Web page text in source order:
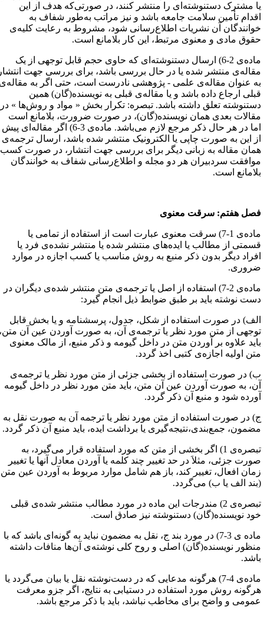
مشترک دستنوشته‌ای را منتشر کنند، در صورتی‌که هدف از این
تأمین سلامت جامعه باشد و نیز مراتب به‌طور شفاف به
آن نشریات اطلاع‌رسانی شود، مشروط به رعایت کلیه‌ی
مادی و معنوی مرتبط، این کار بلامانع است.
ماده‌ی 2-6) ارسال دستنوشته‌ای که حاوی حجم قابل توجهی از یک
منتشر شده یا در حال بررسی باشد، برای بررسی جهت انتشار
عنوان مقاله‌ی علمی - پژوهشی نادرست است، حتی اگر به مقاله‌ی
ارجاع داده باشد و یا مقاله‌ی قبلی به نویسنده(گان) همین
تعلق داشته باشد. تبصره: تکرار بخش « مواد و روش‌ها » در
بعدی همان نویسنده(گان)، در صورت ضرورت، بلامانع است
اما در هر حال ذکر مرجع لازم می‌باشد. ماده‌ی 3-6) اگر مقاله‌ای پیش
این به صورت چاپی یا الکترونیک منتشر شده باشد، ارسال ترجمه‌ی
مقاله به زبانی دیگر برای بررسی جهت انتشار، در صورت کسب
سردبیران هر دو مجله و اطلاع‌رسانی شفاف به خوانندگان
است.
هفتم‌: سرقت معنوی
ماده‌ی 1-7) سرقت معنوی عبارت است از استفاده از تمامی یا
از مطالب یا ایده‌های منتشر شده یا منتشر نشده‌ی فرد یا
دیگر بدون ذکر منبع به‌ روش مناسب یا کسب اجازه در موارد
ماده‌ی 2-7) استفاده از اصل یا ترجمه‌ی متن منتشر شده‌ی دیگران در
نوشته باید بر طبق ضوابط ذیل انجام گیرد:
در صورت استفاده از شکل، جدول، پرسشنامه و یا بخش قابل
از متن مورد نظر یا ترجمه‌ی آن، به صورت آوردن عین آن متن،
علاوه بر آوردن متن در داخل گیومه و ذکر منبع، از مالک معنوی
اولیه اجازه‌ی کتبی اخذ گردد.
در صورت استفاده از بخشی جزئی از متن مورد نظر یا ترجمه‌ی
به صورت آوردن عین آن متن، باید متن مورد نظر در داخل گیومه
شود و منبع آن ذکر گردد.
در صورت استفاده از متن مورد نظر یا ترجمه آن به صورت نقل به
جمع‌بندی،نتیجه‌گیری یا برداشت ایده، باید منبع آن ذکر گردد.
تبصره‌ی 1) اگر بخشی از متن که مورد استفاده قرار می‌گیرد، به
جزئی، مثلاَ در حد تغییر چند کلمه یا آوردن معادل آنها یا تغییر
افعال، تغییر کند، باز هم شامل موارد مربوط به آوردن عین متن
الف یا ب) می‌گردد.
تبصره‌ی 2) مندرجات این ماده در مورد مطالب منتشر شد‌ه‌ی قبلی
نویسنده‌(گان) دستنوشته نیز صادق است.
ماده ی 3-7) در مورد بند ج، نقل به مضمون نباید به گونه‌ای باشد که با
نویسنده(گان) اصلی و روح کلی نوشته‌ی آن‌ها منافات داشته
ماده‌ی 4-7) هرگونه مدعایی که در دست‌نوشته نقل یا بیان می‌گردد یا
روش مورد استفاده در دستیابی به نتایج، اگر جزو معرفت
و واضح برای مخاطب نباشد، باید با ذکر مرجع باشد.